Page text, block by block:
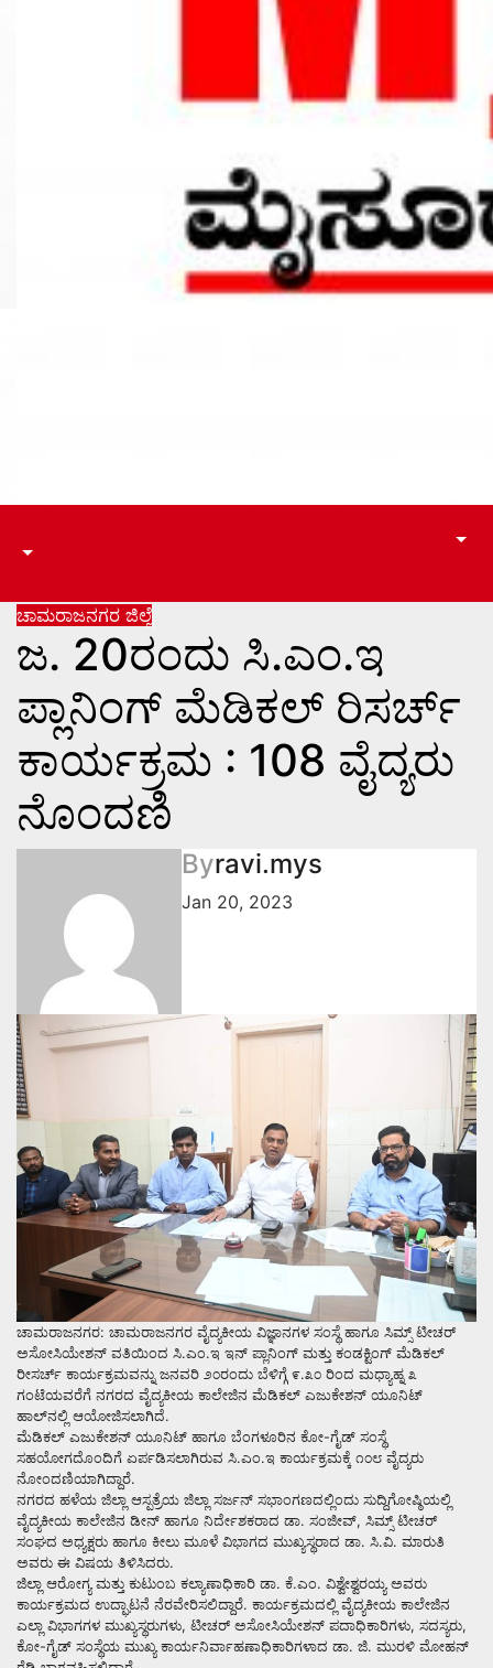
ಚಾಮರಾಜನಗರ ಜಿಲ್ಲೆ
ಜ. 20ರಂದು ಸಿ.ಎಂ.ಇ
ಪ್ಲಾನಿಂಗ್ ಮೆಡಿಕಲ್ ರಿಸರ್ಚ್
ಕಾರ್ಯಕ್ರಮ : 108 ವೈದ್ಯರು
ನೊಂದಣಿ
Byravi.mys
Jan 20, 2023
ಚಾಮರಾಜನಗರ: ಚಾಮರಾಜನಗರ ವೈದ್ಯಕೀಯ ವಿಜ್ಞಾನಗಳ ಸಂಸ್ಥೆ ಹಾಗೂ ಸಿಮ್ಸ್ ಟೀಚರ್
ಅಸೋಸಿಯೇಶನ್ ವತಿಯಿಂದ ಸಿ.ಎಂ.ಇ ಇನ್ ಪ್ಲಾನಿಂಗ್ ಮತ್ತು ಕಂಡಕ್ಟಿಂಗ್ ಮೆಡಿಕಲ್
ರೀಸರ್ಚ್ ಕಾರ್ಯಕ್ರಮವನ್ನು ಜನವರಿ ೨೦ರಂದು ಬೆಳಿಗ್ಗೆ ೯.೩೦ ರಿಂದ ಮಧ್ಯಾಹ್ನ ೩
ಗಂಟೆಯವರೆಗೆ ನಗರದ ವೈದ್ಯಕೀಯ ಕಾಲೇಜಿನ ಮೆಡಿಕಲ್ ಎಜುಕೇಶನ್ ಯೂನಿಟ್
ಹಾಲ್‌ನಲ್ಲಿ ಆಯೋಜಿಸಲಾಗಿದೆ.
ಮೆಡಿಕಲ್ ಎಜುಕೇಶನ್ ಯೂನಿಟ್ ಹಾಗೂ ಬೆಂಗಳೂರಿನ ಕೋ-ಗೈಡ್ ಸಂಸ್ಥೆ
ಸಹಯೋಗದೊಂದಿಗೆ ಏರ್ಪಡಿಸಲಾಗಿರುವ ಸಿ.ಎಂ.ಇ ಕಾರ್ಯಕ್ರಮಕ್ಕೆ ೧೦೮ ವೈದ್ಯರು
ನೋಂದಣಿಯಾಗಿದ್ದಾರೆ.
ನಗರದ ಹಳೆಯ ಜಿಲ್ಲಾ ಆಸ್ಪತ್ರೆಯ ಜಿಲ್ಲಾ ಸರ್ಜನ್ ಸಭಾಂಗಣದಲ್ಲಿಂದು ಸುದ್ದಿಗೋಷ್ಠಿಯಲ್ಲಿ
ವೈದ್ಯಕೀಯ ಕಾಲೇಜಿನ ಡೀನ್ ಹಾಗೂ ನಿರ್ದೇಶಕರಾದ ಡಾ. ಸಂಜೀವ್, ಸಿಮ್ಸ್ ಟೀಚರ್
ಸಂಘದ ಅಧ್ಯಕ್ಷರು ಹಾಗೂ ಕೀಲು ಮೂಳೆ ವಿಭಾಗದ ಮುಖ್ಯಸ್ಥರಾದ ಡಾ. ಸಿ.ವಿ. ಮಾರುತಿ
ಅವರು ಈ ವಿಷಯ ತಿಳಿಸಿದರು.
ಜಿಲ್ಲಾ ಆರೋಗ್ಯ ಮತ್ತು ಕುಟುಂಬ ಕಲ್ಯಾಣಾಧಿಕಾರಿ ಡಾ. ಕೆ.ಎಂ. ವಿಶ್ವೇಶ್ವರಯ್ಯ ಅವರು
ಕಾರ್ಯಕ್ರಮದ ಉದ್ಘಾಟನೆ ನೆರವೇರಿಸಲಿದ್ದಾರೆ. ಕಾರ್ಯಕ್ರಮದಲ್ಲಿ ವೈದ್ಯಕೀಯ ಕಾಲೇಜಿನ
ಎಲ್ಲಾ ವಿಭಾಗಗಳ ಮುಖ್ಯಸ್ಥರುಗಳು, ಟೀಚರ್ ಅಸೋಸಿಯೇಶನ್ ಪದಾಧಿಕಾರಿಗಳು, ಸದಸ್ಯರು,
ಕೋ-ಗೈಡ್ ಸಂಸ್ಥೆಯ ಮುಖ್ಯ ಕಾರ್ಯನಿರ್ವಾಹಣಾಧಿಕಾರಿಗಳಾದ ಡಾ. ಜಿ. ಮುರಳಿ ಮೋಹನ್